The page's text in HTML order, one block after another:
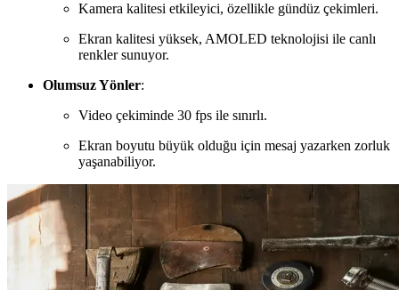
Kamera kalitesi etkileyici, özellikle gündüz çekimleri.
Ekran kalitesi yüksek, AMOLED teknolojisi ile canlı
renkler sunuyor.
Olumsuz Yönler:
Video çekiminde 30 fps ile sınırlı.
Ekran boyutu büyük olduğu için mesaj yazarken zorluk
yaşanabiliyor.